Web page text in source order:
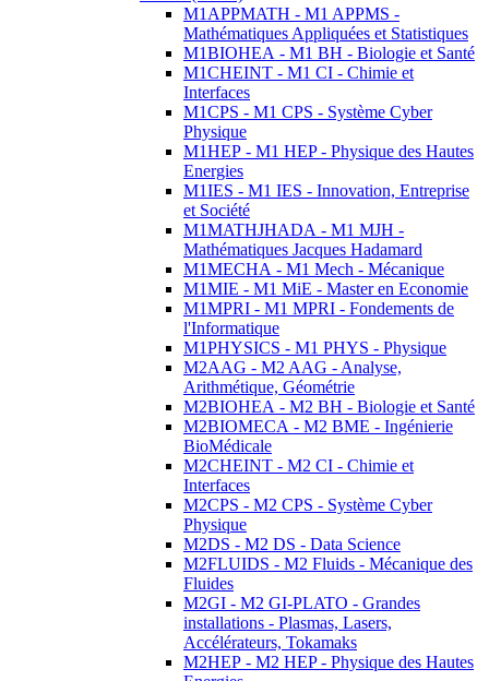
M1APPMATH - M1 APPMS -
Mathématiques Appliquées et Statistiques
M1BIOHEA - M1 BH - Biologie et Santé
M1CHEINT - M1 CI - Chimie et
Interfaces
M1CPS - M1 CPS - Système Cyber
Physique
M1HEP - M1 HEP - Physique des Hautes
Energies
M1IES - M1 IES - Innovation, Entreprise
et Société
M1MATHJHADA - M1 MJH -
Mathématiques Jacques Hadamard
M1MECHA - M1 Mech - Mécanique
M1MIE - M1 MiE - Master en Economie
M1MPRI - M1 MPRI - Fondements de
l'Informatique
M1PHYSICS - M1 PHYS - Physique
M2AAG - M2 AAG - Analyse,
Arithmétique, Géométrie
M2BIOHEA - M2 BH - Biologie et Santé
M2BIOMECA - M2 BME - Ingénierie
BioMédicale
M2CHEINT - M2 CI - Chimie et
Interfaces
M2CPS - M2 CPS - Système Cyber
Physique
M2DS - M2 DS - Data Science
M2FLUIDS - M2 Fluids - Mécanique des
Fluides
M2GI - M2 GI-PLATO - Grandes
installations - Plasmas, Lasers,
Accélérateurs, Tokamaks
M2HEP - M2 HEP - Physique des Hautes